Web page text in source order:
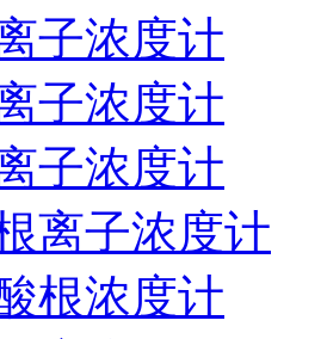
子浓度计
子浓度计
子浓度计
离子浓度计
根浓度计